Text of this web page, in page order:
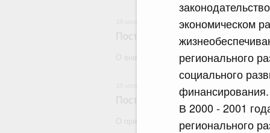
экономическом
регионального
социального
финансирования.
В 2000 - 2001
регионального
Постановление Правительства
О внесении изменений в некоторые
Постановление Правительства
О признании утратившими силу